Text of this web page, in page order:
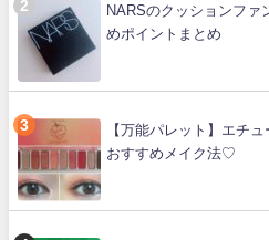
NARSのクッションファ
めポイントまとめ
【万能パレット】エチ
おすすめメイク法♡